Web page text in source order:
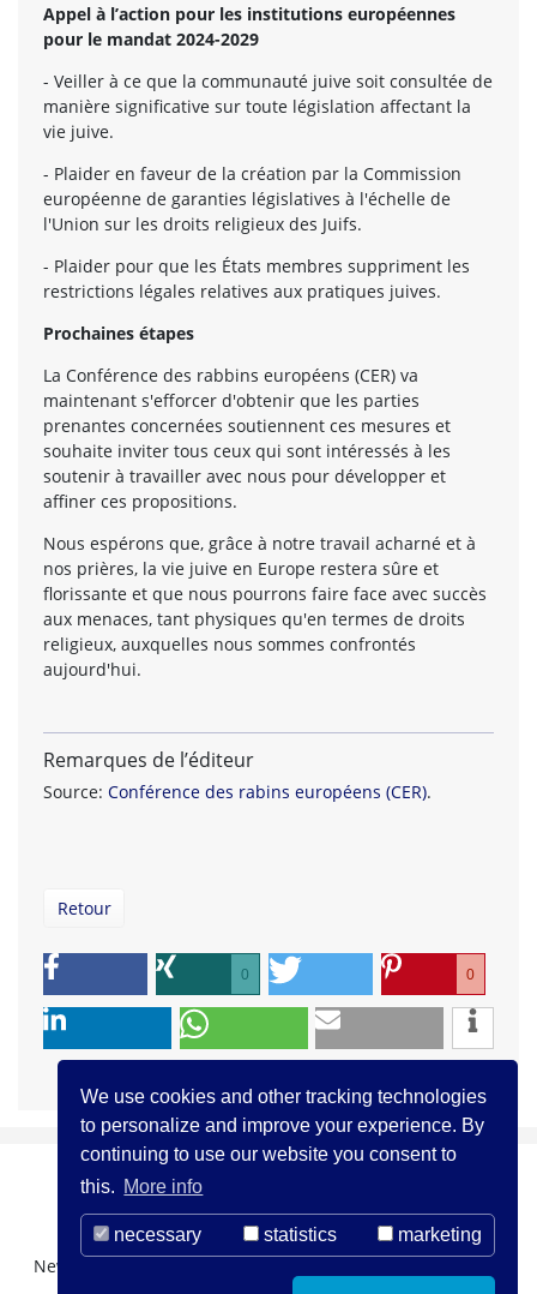
We use cookies and other tracking technologies
to personalize and improve your experience. By
continuing to use our website you consent to
this. More info
necessary statistics marketing
Appel à l’action pour les institutions européennes
pour le mandat 2024-2029
- Veiller à ce que la communauté juive soit consultée de
manière significative sur toute législation affectant la
vie juive.
- Plaider en faveur de la création par la Commission
européenne de garanties législatives à l'échelle de
l'Union sur les droits religieux des Juifs.
- Plaider pour que les États membres suppriment les
restrictions légales relatives aux pratiques juives.
Prochaines étapes
La Conférence des rabbins européens (CER) va
maintenant s'efforcer d'obtenir que les parties
prenantes concernées soutiennent ces mesures et
souhaite inviter tous ceux qui sont intéressés à les
soutenir à travailler avec nous pour développer et
affiner ces propositions.
Nous espérons que, grâce à notre travail acharné et à
nos prières, la vie juive en Europe restera sûre et
florissante et que nous pourrons faire face avec succès
aux menaces, tant physiques qu'en termes de droits
religieux, auxquelles nous sommes confrontés
aujourd'hui.
Remarques de l’éditeur
Source: Conférence des rabins européens (CER).
Retour
0 0
Newsletter Registration